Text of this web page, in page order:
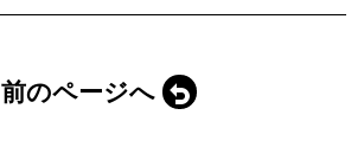
前のページへ